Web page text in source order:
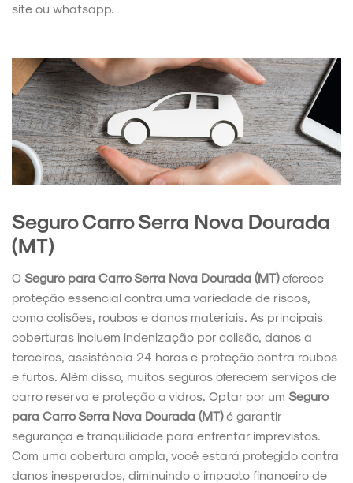
site ou whatsapp.
Seguro Carro Serra Nova Dourada
(MT)
O Seguro para Carro Serra Nova Dourada (MT)oferece
proteção essencial contra uma variedade de riscos,
como colisões, roubos e danos materiais. As principais
coberturas incluem indenização por colisão, danos a
terceiros, assistência 24 horas e proteção contra roubos
e furtos. Além disso, muitos seguros oferecem serviços de
carro reserva e proteção a vidros. Optar por um Seguro
para Carro Serra Nova Dourada (MT)é garantir
segurança e tranquilidade para enfrentar imprevistos.
Com uma cobertura ampla, você estará protegido contra
danos inesperados, diminuindo o impacto financeiro de